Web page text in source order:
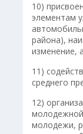
10)
элементам
района),
изменение,
11)
среднего
12)
молодежной
молодежи,